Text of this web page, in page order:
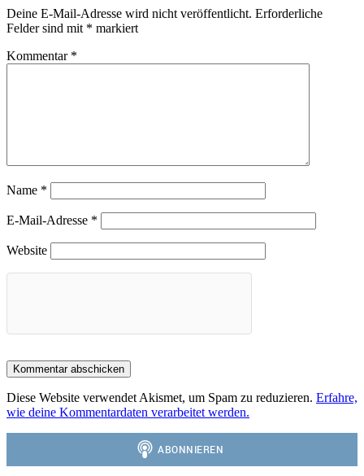
Deine E-Mail-Adresse wird nicht veröffentlicht. Erforderliche
Felder sind mit * markiert
Kommentar *
Name *
E-Mail-Adresse *
Website
Diese Website verwendet Akismet, um Spam zu reduzieren. Erfahre,
wie deine Kommentardaten verarbeitet werden.